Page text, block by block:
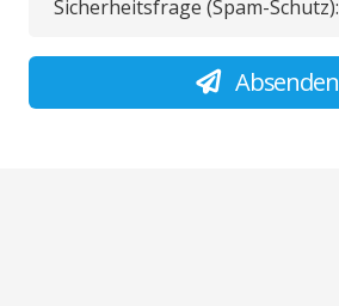
Sicherheitsfrage (Spam-Schutz):
Absenden